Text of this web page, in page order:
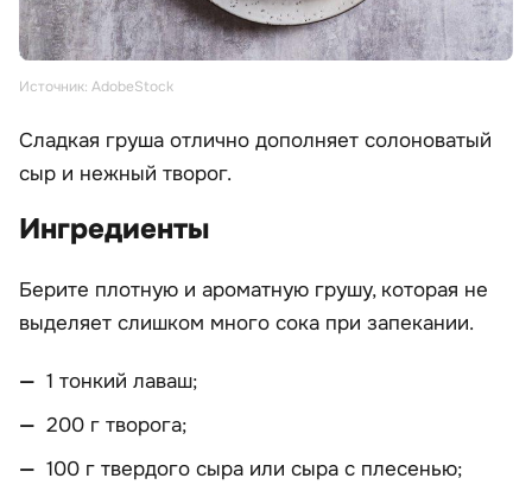
Источник: AdobeStock
Сладкая груша отлично дополняет солоноватый
сыр и нежный творог.
Ингредиенты
Берите плотную и ароматную грушу, которая не
выделяет слишком много сока при запекании.
1 тонкий лаваш;
200 г творога;
100 г твердого сыра или сыра с плесенью;